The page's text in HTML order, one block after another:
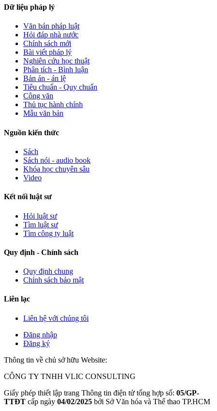
Dữ liệu pháp lý
Văn bản pháp luật
Hỏi đáp nhà nước
Chính sách mới
Bài viết pháp lý
Nghiên cứu học thuật
Phân tích - Bình luận
Bản án - án lệ
Tiêu chuẩn - Quy chuẩn
Công văn
Thủ tục hành chính
Mẫu văn bản
Nguồn kiến thức
Sách
Sách nói - audio book
Khóa học chuyên sâu
Video
Kết nối luật sư
Hỏi luật sư
Tìm luật sư
Tìm công ty luật
Quy định - Chính sách
Quy định chung
Chính sách bảo mật
Liên lạc
Liên hệ với chúng tôi
Đăng nhập
Đăng ký
Thông tin về chủ sở hữu Website:
CÔNG TY TNHH VLIC CONSULTING
Giấy phép thiết lập trang Thông tin điện tử tổng hợp số: 05/GP-
TTĐT cấp ngày 04/02/2025 bởi Sở Văn hóa và Thể thao TP.HCM